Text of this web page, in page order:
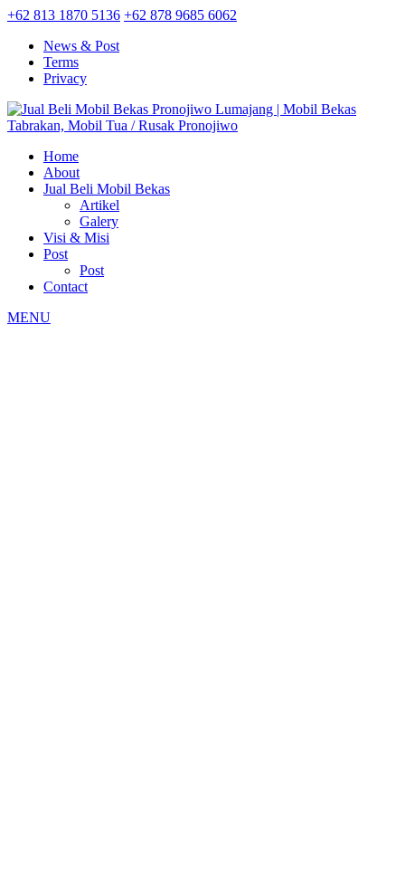
+62 813 1870 5136 +62 878 9685 6062
News & Post
Terms
Privacy
Home
About
Jual Beli Mobil Bekas
Artikel
Galery
Visi & Misi
Post
Post
Contact
MENU